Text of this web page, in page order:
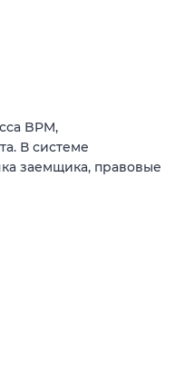
BPM,
В системе
заемщика, правовые